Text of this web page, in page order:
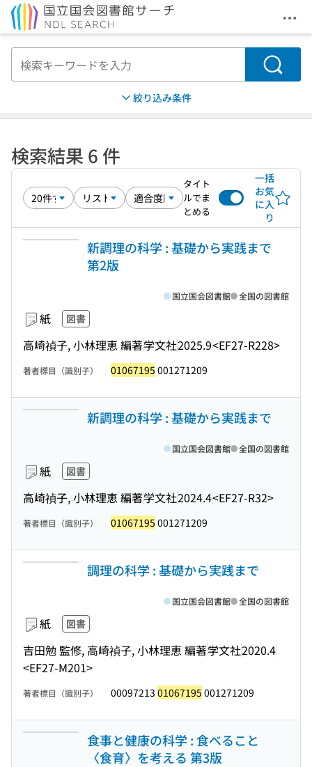
メ
検索
絞り込み条件
検索結果 6 件
タイト
ルでま
とめる
一括
お気
に入
り
新調理の科学 : 基礎から実践まで
第2版
紙 図書
高崎禎子, 小林理恵 編著学文社2025.9<EF27-R228>
国立国会図書館 全国の図書館
著者標目（識別子） 01067195 001271209
新調理の科学 : 基礎から実践まで
紙 図書
高崎禎子, 小林理恵 編著学文社2024.4<EF27-R32>
国立国会図書館 全国の図書館
著者標目（識別子） 01067195 001271209
調理の科学 : 基礎から実践まで
紙 図書
吉田勉 監修, 高崎禎子, 小林理恵 編著学文社2020.4
<EF27-M201>
国立国会図書館 全国の図書館
著者標目（識別子） 00097213 01067195 001271209
食事と健康の科学 : 食べること
〈食育〉を考える 第3版